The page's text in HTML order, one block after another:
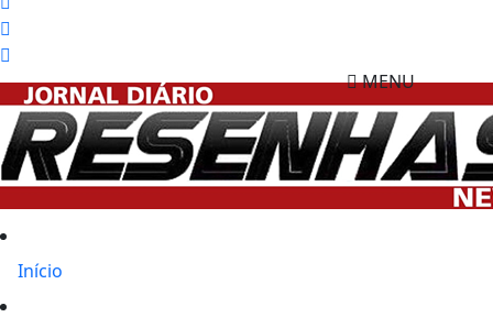
MENU
Início